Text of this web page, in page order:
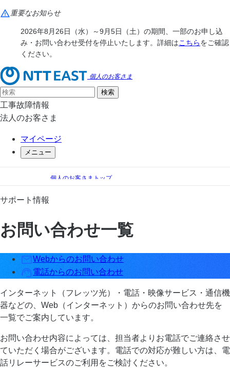
重要なお知らせ
2026年8月26日（水）～9月5日（土）の期間、一部のお申し込
み・お問い合わせ受付を停止いたします。詳細はこちらをご確認
ください。
個人のお客さま
工事故障情報
法人のお客さま
マイページ
メニュー
個人のお客さまトップ
手続き（移転、変更）
サポート情報
お問い合わせ一覧
Webからのお問い合わせ
電話からのお問い合わせ
インターネット（フレッツ光）・電話・映像サービス・通信機
器などの、Web（インターネット）からのお問い合わせ先を
一覧でご案内しています。
お問い合わせ内容によっては、担当者よりお電話でご連絡させ
ていただく場合がございます。電話での対応が難しい方は、電
話リレーサービスのご利用をご検討ください。